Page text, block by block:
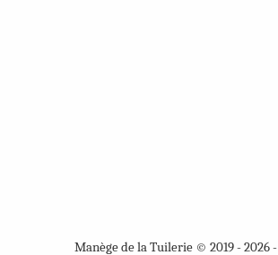
Manège de la Tuilerie © 2019 - 2026 -